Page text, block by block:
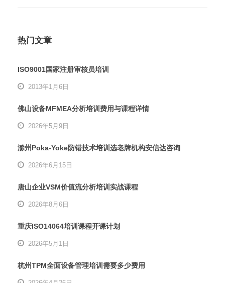
热门文章
ISO9001国家注册审核员培训
2013年1月6日
佛山设备MFMEA分析培训费用与课程详情
2026年5月9日
滁州Poka-Yoke防错技术培训选老牌机构安信达咨询
2026年6月15日
唐山企业VSM价值流分析培训实战课程
2026年8月6日
重庆ISO14064培训课程开课计划
2026年5月1日
杭州TPM全面设备管理培训需要多少费用